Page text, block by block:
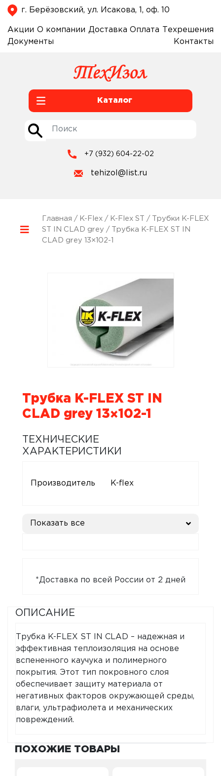
г. Берёзовский, ул. Исакова, 1, оф. 10
Акции О компании Доставка Оплата
Техрешения
Документы
Контакты
Каталог
+7 (932) 604-22-02
tehizol@list.ru
Главная / K-Flex/ K-Flex ST /
Трубки K-FLEX
ST IN CLAD grey / Трубка K-FLEX ST IN
CLAD grey 13×102-1
Трубка K-FLEX ST IN
CLAD grey 13×102-1
ТЕХНИЧЕСКИЕ
ХАРАКТЕРИСТИКИ
Производитель K-flex
Показать все
*Доставка по всей России от 2 дней
ОПИСАНИЕ
Трубка K-FLEX ST IN CLAD – надежная и
эффективная теплоизоляция на основе
вспененного каучука и полимерного
покрытия. Этот тип покровного слоя
обеспечивает защиту материала от
негативных факторов окружающей среды,
влаги, ультрафиолета и механических
повреждений.
ПОХОЖИЕ ТОВАРЫ